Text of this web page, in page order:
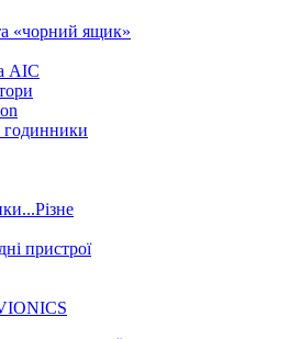
«чорний ящик»
АІС
годинники
пристрої